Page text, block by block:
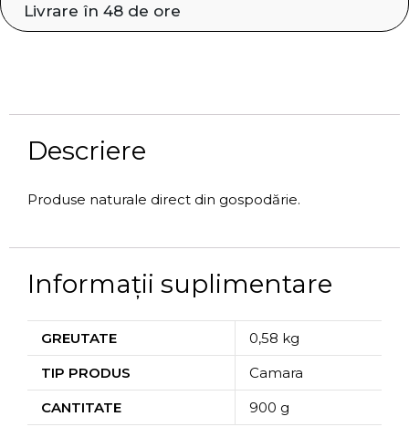
Livrare în 48 de ore
Descriere
Produse naturale direct din gospodărie.
Informații suplimentare
GREUTATE
0,58 kg
TIP PRODUS
Camara
CANTITATE
900 g